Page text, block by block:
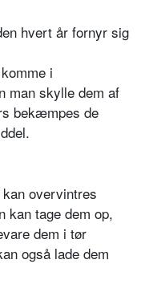
hvert år fornyr sig
i
man skylle dem af
bekæmpes de
overvintres
kan tage dem op,
dem i tør
også lade dem